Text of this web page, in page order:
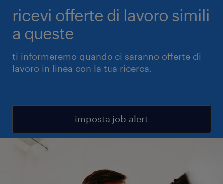
ricevi offerte di lavoro simili
a queste
ti informeremo quando ci saranno offerte di
lavoro in linea con la tua ricerca.
imposta job alert